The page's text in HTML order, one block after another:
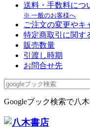
送料・手数料につ
※ 一般のお客様へ
ご注文の変更やキ
特定商取引に関す
販売数量
引渡し時期
お問合せ先
Googleブック検索で八